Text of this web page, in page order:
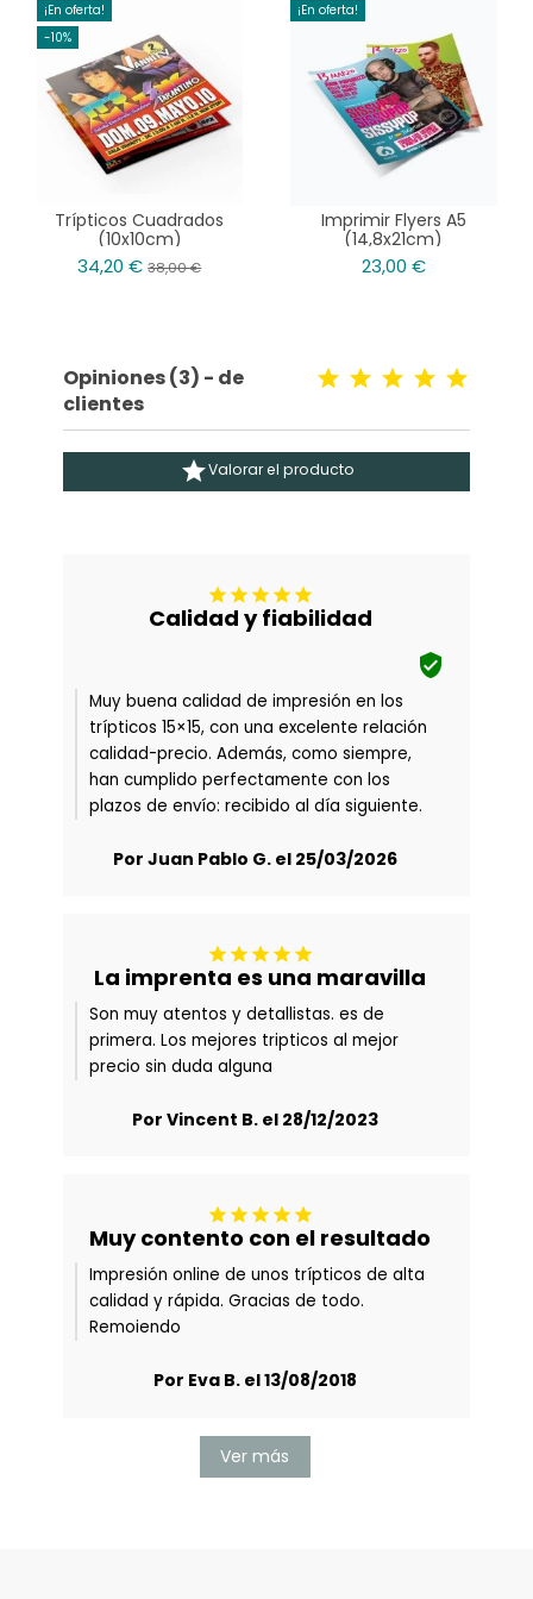
¡En oferta!
-10%
Trípticos Cuadrados
(10x10cm)
34,20 €38,00 €
¡En oferta!
Imprimir Flyers A5
(14,8x21cm)
23,00 €
Opiniones (3) - de
clientes
Valorar el producto
    
Calidad y fiabilidad

Muy buena calidad de impresión en los
trípticos 15×15, con una excelente relación
calidad-precio. Además, como siempre,
han cumplido perfectamente con los
plazos de envío: recibido al día siguiente.
Por Juan Pablo G. el 25/03/2026
    
La imprenta es una maravilla
Son muy atentos y detallistas. es de
primera. Los mejores tripticos al mejor
precio sin duda alguna
Por Vincent B. el 28/12/2023
    
Muy contento con el resultado
Impresión online de unos trípticos de alta
calidad y rápida. Gracias de todo.
Remoiendo
Por Eva B. el 13/08/2018
Ver más